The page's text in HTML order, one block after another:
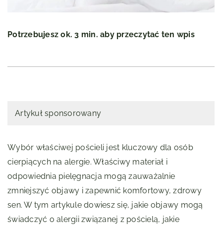
Potrzebujesz ok. 3 min. aby przeczytać ten wpis
Artykuł sponsorowany
Wybór właściwej pościeli jest kluczowy dla osób
cierpiących na alergie. Właściwy materiał i
odpowiednia pielęgnacja mogą zauważalnie
zmniejszyć objawy i zapewnić komfortowy, zdrowy
sen. W tym artykule dowiesz się, jakie objawy mogą
świadczyć o alergii związanej z pościelą, jakie